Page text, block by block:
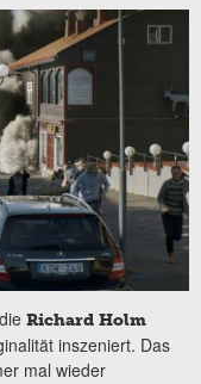
Richard Holm
inszeniert. Das
mal wieder